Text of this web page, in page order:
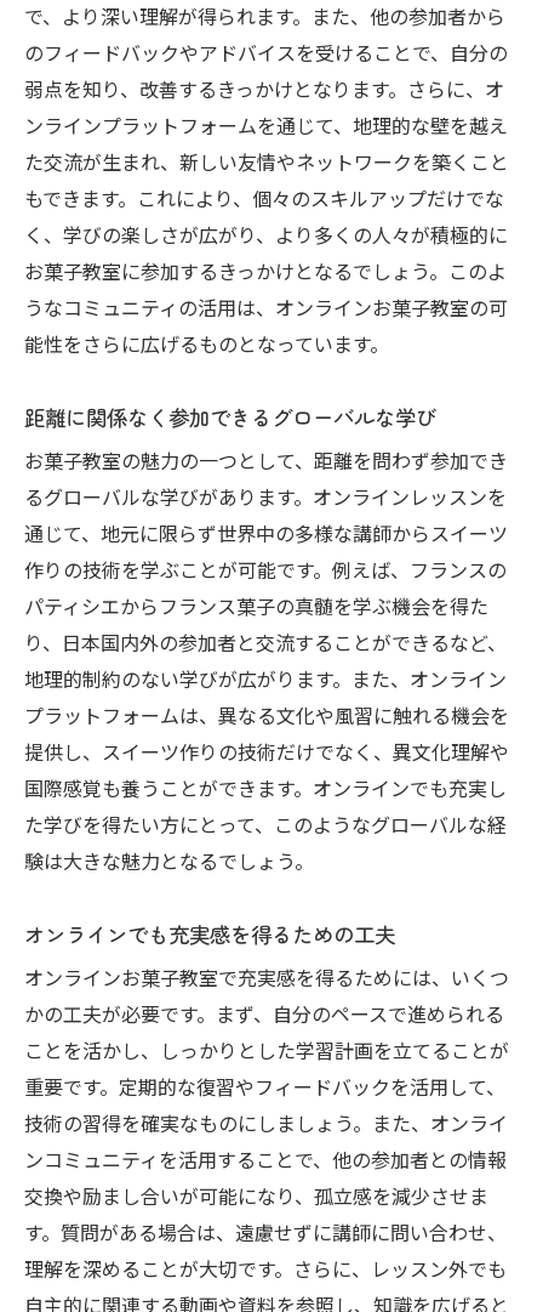
で、より深い理解が得られます。また、他の参加者から
のフィードバックやアドバイスを受けることで、自分の
弱点を知り、改善するきっかけとなります。さらに、オ
ンラインプラットフォームを通じて、地理的な壁を越え
た交流が生まれ、新しい友情やネットワークを築くこと
もできます。これにより、個々のスキルアップだけでな
く、学びの楽しさが広がり、より多くの人々が積極的に
お菓子教室に参加するきっかけとなるでしょう。このよ
うなコミュニティの活用は、オンラインお菓子教室の可
能性をさらに広げるものとなっています。
距離に関係なく参加できるグローバルな学び
お菓子教室の魅力の一つとして、距離を問わず参加でき
るグローバルな学びがあります。オンラインレッスンを
通じて、地元に限らず世界中の多様な講師からスイーツ
作りの技術を学ぶことが可能です。例えば、フランスの
パティシエからフランス菓子の真髄を学ぶ機会を得た
り、日本国内外の参加者と交流することができるなど、
地理的制約のない学びが広がります。また、オンライン
プラットフォームは、異なる文化や風習に触れる機会を
提供し、スイーツ作りの技術だけでなく、異文化理解や
国際感覚も養うことができます。オンラインでも充実し
た学びを得たい方にとって、このようなグローバルな経
験は大きな魅力となるでしょう。
オンラインでも充実感を得るための工夫
オンラインお菓子教室で充実感を得るためには、いくつ
かの工夫が必要です。まず、自分のペースで進められる
ことを活かし、しっかりとした学習計画を立てることが
重要です。定期的な復習やフィードバックを活用して、
技術の習得を確実なものにしましょう。また、オンライ
ンコミュニティを活用することで、他の参加者との情報
交換や励まし合いが可能になり、孤立感を減少させま
す。質問がある場合は、遠慮せずに講師に問い合わせ、
理解を深めることが大切です。さらに、レッスン外でも